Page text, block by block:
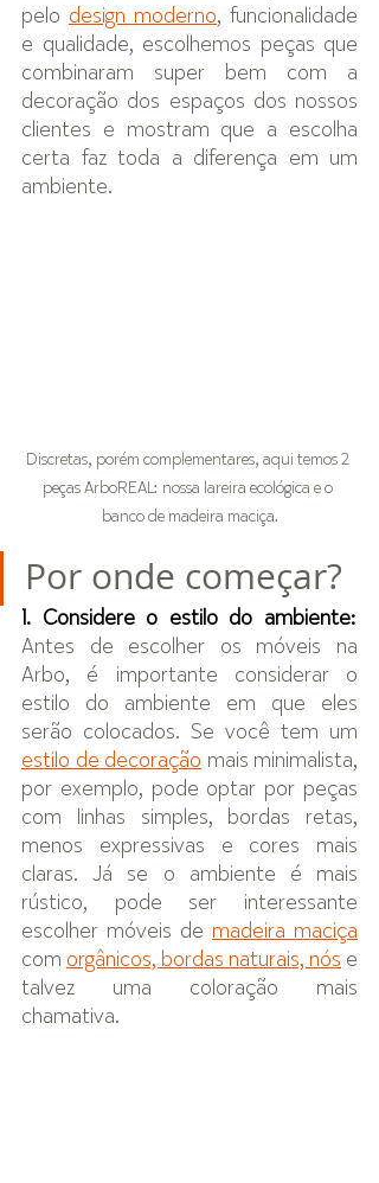
pelo design moderno, funcionalidade
e qualidade, escolhemos peças que
combinaram super bem com a
decoração dos espaços dos nossos
clientes e mostram que a escolha
certa faz toda a diferença em um
ambiente.
Discretas, porém complementares, aqui temos 2
peças ArboREAL: nossa lareira ecológica e o
banco de madeira maciça.
Por onde começar?
1. Considere o estilo do ambiente:
Antes de escolher os móveis na
Arbo, é importante considerar o
estilo do ambiente em que eles
estilo de decoração mais minimalista,
por exemplo, pode optar por peças
com linhas simples, bordas retas,
menos expressivas e cores mais
claras. Já se o ambiente é mais
rústico, pode ser interessante
escolher móveis de madeira maciça
com orgânicos, bordas naturais, nós e
talvez uma coloração mais
chamativa.